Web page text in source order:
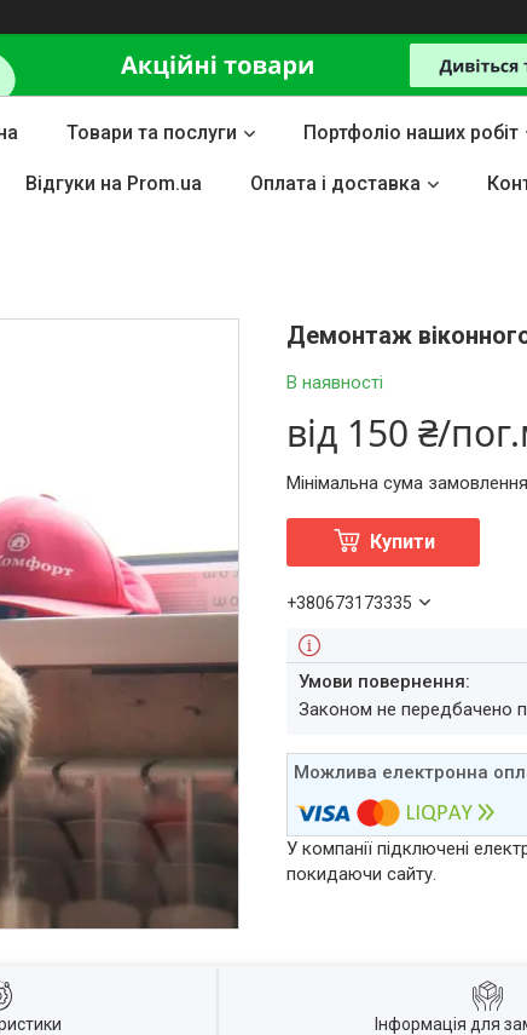
Товари та послуги Портфоліо наших робіт
Відгуки на Prom.ua Оплата і доставка
Демонтаж
В наявності
від 150 ₴/
Мінімальна сума
Купити
+380673173335
Законом не передбачено
У компанії підключені
покидаючи сайту.
Інформація для